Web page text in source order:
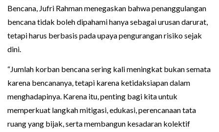
Bencana, Jufri Rahman menegaskan bahwa penanggulangan
bencana tidak boleh dipahami hanya sebagai urusan darurat,
tetapi harus berbasis pada upaya pengurangan risiko sejak
dini.
“Jumlah korban bencana sering kali meningkat bukan semata
karena bencananya, tetapi karena ketidaksiapan dalam
menghadapinya. Karena itu, penting bagi kita untuk
memperkuat langkah mitigasi, edukasi, perencanaan tata
ruang yang bijak, serta membangun kesadaran kolektif